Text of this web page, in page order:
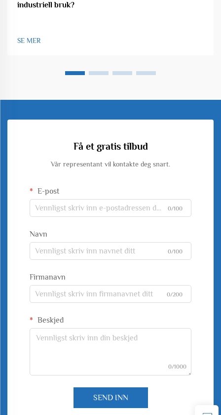
industriell bruk?
SE MER
Få et gratis tilbud
Vår representant vil kontakte deg snart.
E-post
0/100
Navn
0/100
Firmanavn
0/200
Beskjed
0/1000
SEND INN